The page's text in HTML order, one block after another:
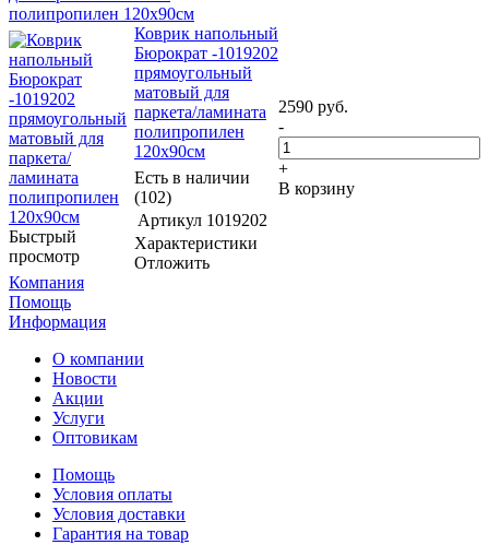
полипропилен 120х90см
Быстрый
просмотр
Коврик напольный
Бюрократ -1019202
прямоугольный
матовый для
паркета/ламината
полипропилен
120х90см
Есть в наличии
(102)
Артикул 1019202
Характеристики
Отложить
2590 руб.
-
+
В корзину
Компания
Помощь
Информация
О компании
Новости
Акции
Услуги
Оптовикам
Помощь
Условия оплаты
Условия доставки
Гарантия на товар